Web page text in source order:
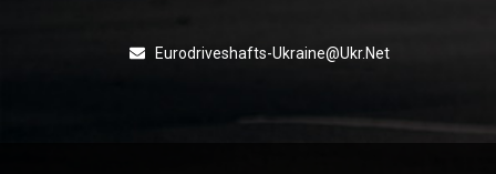
Eurodriveshafts-Ukraine@ukr.net